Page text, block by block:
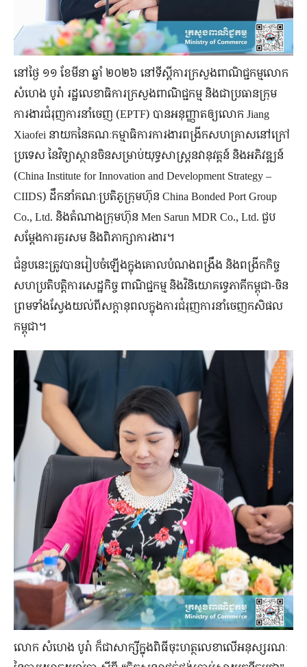
នៅ​ថ្ងៃ ១១ ខែ​មីនា ឆ្នាំ ២០២៦ នៅ​ទីស្ដីការ​ក្រសួង​ពាណិជ្ជកម្ម​លោក
សំហេង បូរ៉ា រដ្ឋលេខាធិការ​ក្រសួងពាណិជ្ជកម្ម និង​ជា​ប្រធាន​ក្រុម​
ការងារ​ជំរុញ​ការ​នាំ​ចេញ (EPTF) បាន​អនុញ្ញាត​ឲ្យ​លោក Jiang
Xiaofei នាយក​នៃ​គណៈកម្មាធិការការងារពង្រីកសហគ្រាសនៅក្រៅ
ប្រទេស នៃ​វិទ្យាស្ថាន​ចិន​សម្រាប់​យុទ្ធសាស្រ្ត​នវានុវត្តន៍ និងអភិវឌ្ឍន៍
(China Institute for Innovation and Development Strategy –
CIIDS) ដឹកនាំ​គណៈប្រតិភូក្រុមហ៊ុន China Bonded Port Group
Co., Ltd. និង​តំណាង​ក្រុមហ៊ុន Men Sarun MDR Co., Ltd. ជួប​
សម្ដែង​ការ​គួរសម និង​ពិភាក្សា​ការងារ។
ជំនួប​នេះ​ត្រូវ​បាន​រៀបចំ​ឡើង​ក្នុង​គោល​បំណង​ពង្រឹង និង​ពង្រីក​កិច្ច​
សហប្រតិបត្តិការ​សេដ្ឋកិច្ច ពាណិជ្ជកម្ម និង​វិនិយោគ​ទ្វេ​ភាគី​កម្ពុជា-ចិន
ព្រម​ទាំង​ស្វែងយល់​ពី​សក្ដានុពល​ក្នុង​ការ​ជំរុញ​ការ​នាំ​ចេញ​កសិផល​
កម្ពុជា។
លោក សំហេង បូរ៉ា ក៏​ជា​សាក្សី​ក្នុង​ពិធី​ចុះហត្ថលេខា​លើ​អនុស្សរណៈ​